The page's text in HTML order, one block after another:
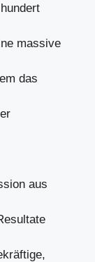
massive
das
aus